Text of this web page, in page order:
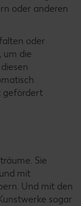
oder anderen
oder
um die
gefördert
Sie
mit
Und mit den
sogar